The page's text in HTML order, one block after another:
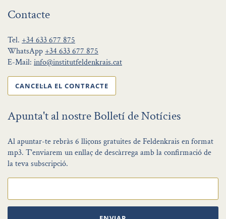
Contacte
Tel. +34 633 677 875
WhatsApp +34 633 677 875
E-Mail: info@institutfeldenkrais.cat
CANCEL·LA EL CONTRACTE
Apunta't al nostre Bolletí de Notícies
Al apuntar-te rebràs 6 lliçons gratuites de Feldenkrais en format
mp3. T'enviarem un enllaç de descàrrega amb la confirmació de
la teva subscripció.